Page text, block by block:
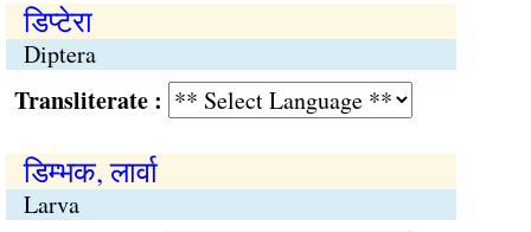
डिप्टेरा
Diptera
:
डिम्भक, लार्वा
Larva